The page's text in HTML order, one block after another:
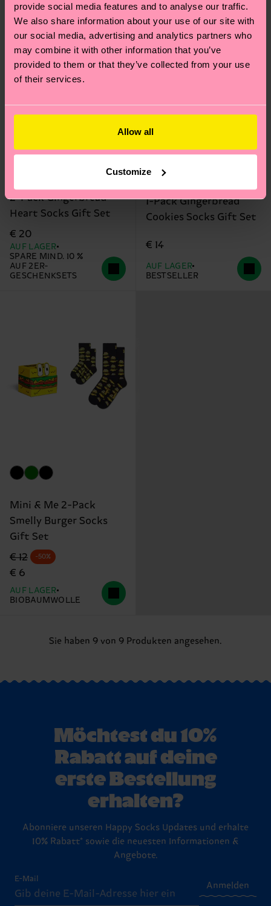
provide social media features and to analyse our traffic.
We also share information about your use of our site with
our social media, advertising and analytics partners who
may combine it with other information that you’ve
provided to them or that they’ve collected from your use
of their services.
Allow all
Customize
2-Pack Gingerbread
Heart Socks Gift Set
€ 20
AUF LAGER
SPARE MIND. 10 %
AUF 2ER-
GESCHENKSETS
1-Pack Gingerbread
Cookies Socks Gift Set
€ 14
AUF LAGER
BESTSELLER
Mini & Me 2-Pack
Smelly Burger Socks
Gift Set
Originalpreis
€ 12
Reduzierter Preis
€ 6
-50%
AUF LAGER
BIOBAUMWOLLE
Sie haben 9 von 9 Produkten angesehen.
Möchtest du 10%
Rabatt auf deine
erste Bestellung
erhalten?
Abonniere unseren Happy Socks Updates und erhalte
10% Rabatt* sowie die neuesten Informationen &
Angebote.
E-Mail
Anmelden